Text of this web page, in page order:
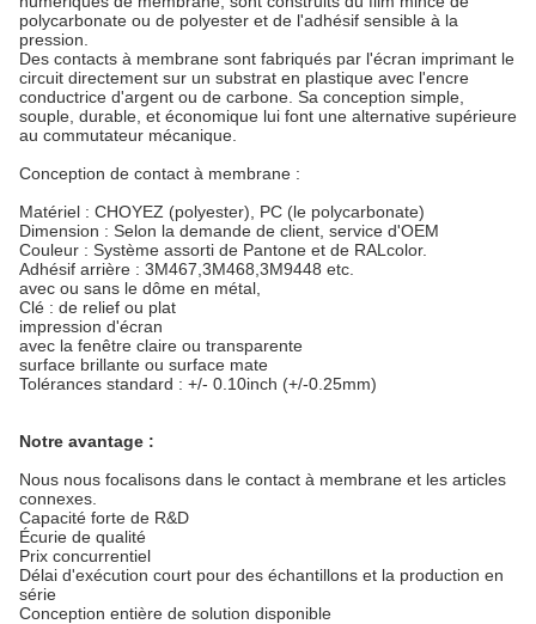
polycarbonate ou de polyester et de l'adhésif sensible à la
pression.
Des contacts à membrane sont fabriqués par l'écran imprimant le
circuit directement sur un substrat en plastique avec l'encre
conductrice d'argent ou de carbone. Sa conception simple,
souple, durable, et économique lui font une alternative supérieure
au commutateur mécanique.
Conception de contact à membrane :
Matériel : CHOYEZ (polyester), PC (le polycarbonate)
Dimension : Selon la demande de client, service d'OEM
Couleur : Système assorti de Pantone et de RALcolor.
Adhésif arrière : 3M467,3M468,3M9448 etc.
avec ou sans le dôme en métal,
Clé : de relief ou plat
impression d'écran
avec la fenêtre claire ou transparente
surface brillante ou surface mate
Tolérances standard : +/- 0.10inch (+/-0.25mm)
Notre avantage :
Nous nous focalisons dans le contact à membrane et les articles
connexes.
Capacité forte de R&D
Écurie de qualité
Prix concurrentiel
Délai d'exécution court pour des échantillons et la production en
série
Conception entière de solution disponible